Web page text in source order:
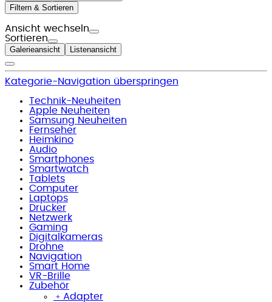
Filtern & Sortieren
Ansicht wechseln
Sortieren
Galerieansicht Listenansicht
Kategorie-Navigation überspringen
Technik-Neuheiten
Apple Neuheiten
Samsung Neuheiten
Fernseher
Heimkino
Audio
Smartphones
Smartwatch
Tablets
Computer
Laptops
Drucker
Netzwerk
Gaming
Digitalkameras
Drohne
Navigation
Smart Home
VR-Brille
Zubehör
﹢ Adapter